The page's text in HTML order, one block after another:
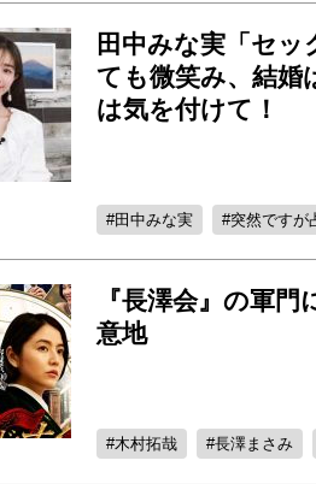
田中みな実「セ
ても微笑み、結婚
は気を付けて！
田中みな実 突然ですが
『長澤会』の軍
意地
木村拓哉 長澤まさみ